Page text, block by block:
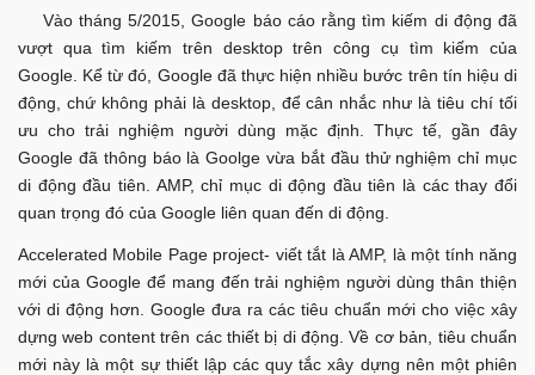
Vào tháng 5/2015, Google báo cáo rằng tìm kiếm di động đã
vượt qua tìm kiếm trên desktop trên công cụ tìm kiếm của
Google. Kể từ đó, Google đã thực hiện nhiều bước trên tín hiệu di
động, chứ không phải là desktop, để cân nhắc như là tiêu chí tối
ưu cho trải nghiệm người dùng mặc định. Thực tế, gần đây
Google đã thông báo là Goolge vừa bắt đầu thử nghiệm chỉ mục
di động đầu tiên. AMP, chỉ mục di động đầu tiên là các thay đổi
quan trọng đó của Google liên quan đến di động.
Accelerated Mobile Page project- viết tắt là AMP, là một tính năng
mới của Google để mang đến trải nghiệm người dùng thân thiện
với di động hơn. Google đưa ra các tiêu chuẩn mới cho việc xây
dựng web content trên các thiết bị di động. Về cơ bản, tiêu chuẩn
mới này là một sự thiết lập các quy tắc xây dựng nên một phiên